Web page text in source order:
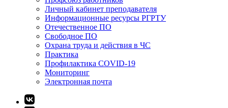
Личный кабинет преподавателя
Информационные ресурсы РГРТУ
Отечественное ПО
Свободное ПО
Охрана труда и действия в ЧС
Практика
Профилактика COVID-19
Мониторинг
Электронная почта